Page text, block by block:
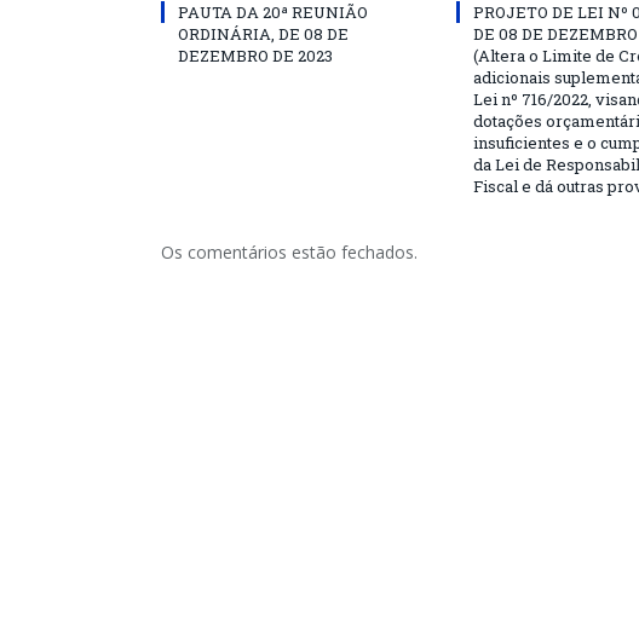
PAUTA DA 20ª REUNIÃO
ORDINÁRIA, DE 08 DE
DEZEMBRO DE 2023
PROJETO DE LEI Nº
DE 08 DE
(Altera o Limite de
adicionais
Lei nº 716/2022,
dotações
insuficientes e o
da Lei de
Fiscal e dá outras
Os comentários estão fechados.